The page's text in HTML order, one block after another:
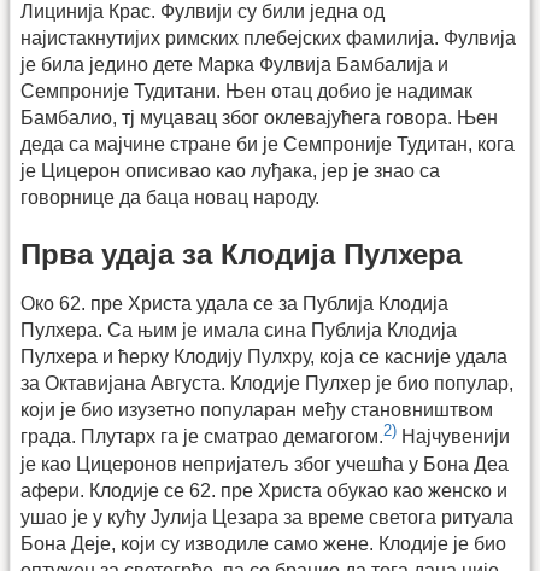
Лицинија Крас. Фулвији су били једна од
најистакнутијих римских плебејских фамилија. Фулвија
је била једино дете Марка Фулвија Бамбалија и
Семпроније Тудитани. Њен отац добио је надимак
Бамбалио, тј муцавац због оклевајућега говора. Њен
деда са мајчине стране би је Семпроније Тудитан, кога
је Цицерон описивао као луђака, јер је знао са
говорнице да баца новац народу.
Прва удаја за Клодија Пулхера
Око 62. пре Христа удала се за Публија Клодија
Пулхера. Са њим је имала сина Публија Клодија
Пулхера и ћерку Клодију Пулхру, која се касније удала
за Октавијана Августа. Клодије Пулхер је био популар,
који је био изузетно популаран међу становништвом
града. Плутарх га је сматрао демагогом.2) Најчувенији
је као Цицеронов непријатељ због учешћа у Бона Деа
афери. Клодије се 62. пре Христа обукао као женско и
ушао је у кућу Јулија Цезара за време светога ритуала
Бона Деје, који су изводиле само жене. Клодије је био